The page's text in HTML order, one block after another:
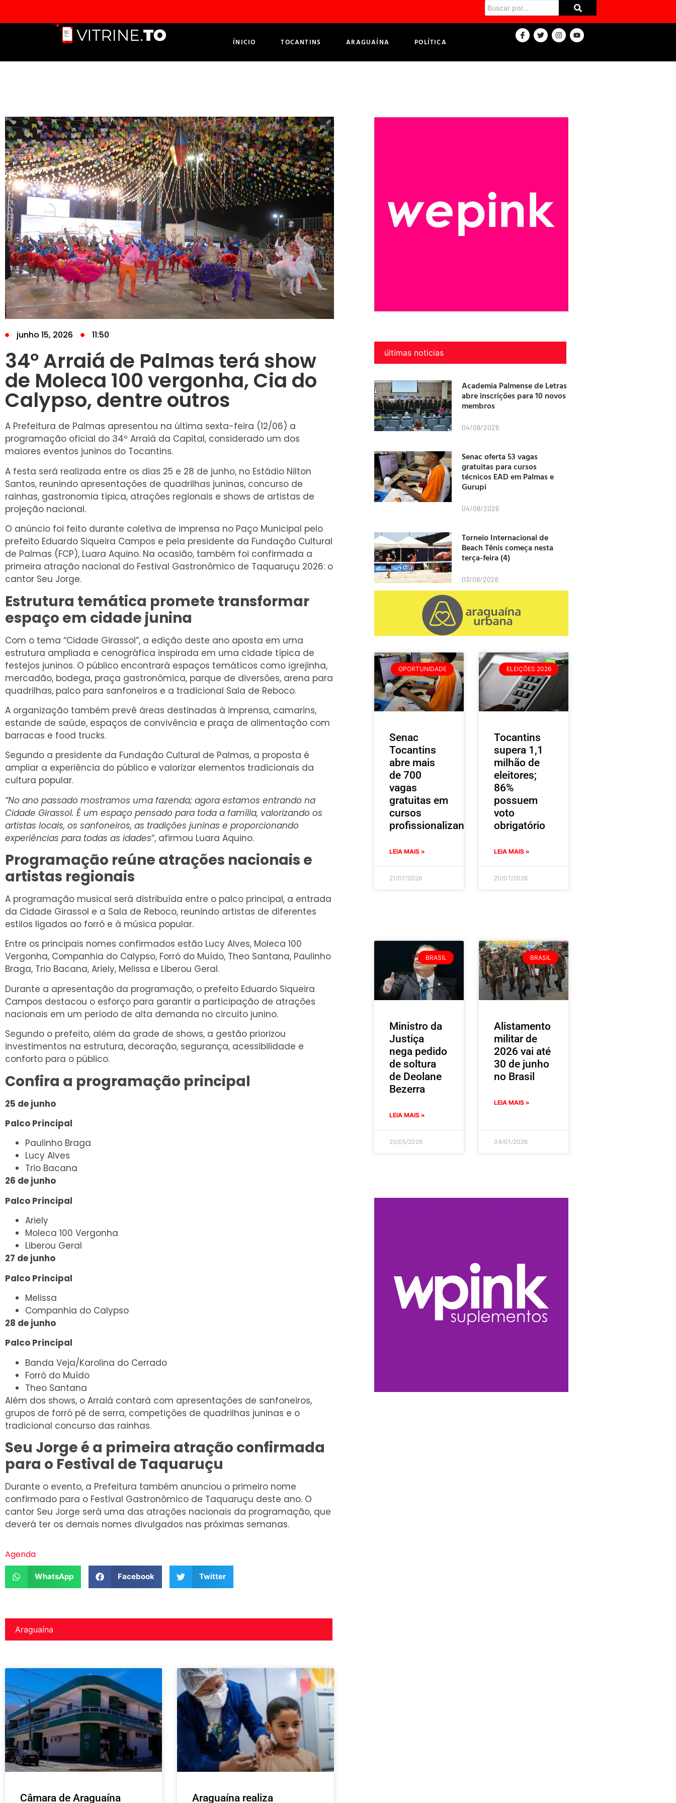
ÍNICIO TOCANTINS ARAGUAÍNA POLÍTICA
junho 15, 2026 11:50
34º Arraiá de Palmas terá show
de Moleca 100 vergonha, Cia do
Calypso, dentre outros
A Prefeitura de Palmas apresentou na última sexta-feira (12/06) a
programação oficial do 34º Arraiá da Capital, considerado um dos
maiores eventos juninos do Tocantins.
A festa será realizada entre os dias 25 e 28 de junho, no Estádio Nilton
Santos, reunindo apresentações de quadrilhas juninas, concurso de
rainhas, gastronomia típica, atrações regionais e shows de artistas de
projeção nacional.
O anúncio foi feito durante coletiva de imprensa no Paço Municipal pelo
prefeito Eduardo Siqueira Campos e pela presidente da Fundação Cultural
de Palmas (FCP), Luara Aquino. Na ocasião, também foi confirmada a
primeira atração nacional do Festival Gastronômico de Taquaruçu 2026: o
cantor Seu Jorge.
Estrutura temática promete transformar
espaço em cidade junina
Com o tema “Cidade Girassol”, a edição deste ano aposta em uma
estrutura ampliada e cenográfica inspirada em uma cidade típica de
festejos juninos. O público encontrará espaços temáticos como igrejinha,
mercadão, bodega, praça gastronômica, parque de diversões, arena para
quadrilhas, palco para sanfoneiros e a tradicional Sala de Reboco.
A organização também prevê áreas destinadas à imprensa, camarins,
estande de saúde, espaços de convivência e praça de alimentação com
barracas e food trucks.
Segundo a presidente da Fundação Cultural de Palmas, a proposta é
ampliar a experiência do público e valorizar elementos tradicionais da
cultura popular.
“No ano passado mostramos uma fazenda; agora estamos entrando na
Cidade Girassol. É um espaço pensado para toda a família, valorizando os
artistas locais, os sanfoneiros, as tradições juninas e proporcionando
experiências para todas as idades“, afirmou Luara Aquino.
Programação reúne atrações nacionais e
artistas regionais
A programação musical será distribuída entre o palco principal, a entrada
da Cidade Girassol e a Sala de Reboco, reunindo artistas de diferentes
estilos ligados ao forró e à música popular.
Entre os principais nomes confirmados estão Lucy Alves, Moleca 100
Vergonha, Companhia do Calypso, Forró do Muído, Theo Santana, Paulinho
Braga, Trio Bacana, Ariely, Melissa e Liberou Geral.
Durante a apresentação da programação, o prefeito Eduardo Siqueira
Campos destacou o esforço para garantir a participação de atrações
nacionais em um período de alta demanda no circuito junino.
Segundo o prefeito, além da grade de shows, a gestão priorizou
investimentos na estrutura, decoração, segurança, acessibilidade e
conforto para o público.
Confira a programação principal
25 de junho
Palco Principal
Paulinho Braga
Lucy Alves
Trio Bacana
26 de junho
Palco Principal
Ariely
Moleca 100 Vergonha
Liberou Geral
27 de junho
Palco Principal
Melissa
Companhia do Calypso
28 de junho
Palco Principal
Banda Veja/Karolina do Cerrado
Forró do Muído
Theo Santana
Além dos shows, o Arraiá contará com apresentações de sanfoneiros,
grupos de forró pé de serra, competições de quadrilhas juninas e o
tradicional concurso das rainhas.
Seu Jorge é a primeira atração confirmada
para o Festival de Taquaruçu
Durante o evento, a Prefeitura também anunciou o primeiro nome
confirmado para o Festival Gastronômico de Taquaruçu deste ano. O
cantor Seu Jorge será uma das atrações nacionais da programação, que
deverá ter os demais nomes divulgados nas próximas semanas.
Agenda
WhatsApp Facebook Twitter
Araguaína
Câmara de Araguaína Araguaína realiza
últimas noticias
Academia Palmense de Letras
abre inscrições para 10 novos
membros
04/08/2026
Senac oferta 53 vagas
gratuitas para cursos
técnicos EAD em Palmas e
Gurupi
04/08/2026
Torneio Internacional de
Beach Tênis começa nesta
terça-feira (4)
03/08/2026
OPORTUNIDADE
Senac
Tocantins
abre mais
de 700
vagas
gratuitas em
cursos
profissionalizantes
LEIA MAIS »
21/07/2026
ELEIÇÕES 2026
Tocantins
supera 1,1
milhão de
eleitores;
86%
possuem
voto
obrigatório
LEIA MAIS »
20/07/2026
BRASIL
Ministro da
Justiça
nega pedido
de soltura
de Deolane
Bezerra
LEIA MAIS »
25/05/2026
BRASIL
Alistamento
militar de
2026 vai até
30 de junho
no Brasil
LEIA MAIS »
04/01/2026